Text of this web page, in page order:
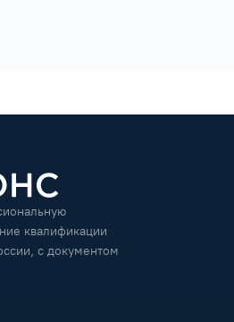
квалификации
с документом